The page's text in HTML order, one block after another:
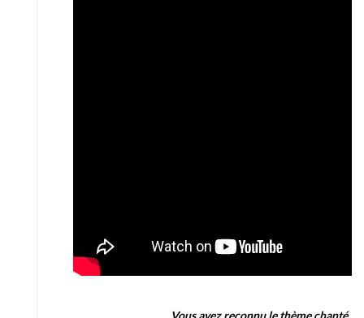
Vous avez reconnu le thème chanté